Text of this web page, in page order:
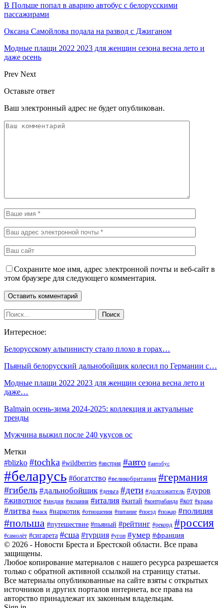
В Польше попал в аварию автобус с белорусскими
пассажирами
Оксана Самойлова подала на развод с Джиганом
Модные плащи 2022 2023 для женщин сезона весна лето и
даже осень
Prev Next
Оставьте ответ
Ваш электронный адрес не будет опубликован.
Сохраните мое имя, адрес электронной почты и веб-сайт в
этом браузере для следующего комментария.
Интересное:
Белорусскому альпинисту стало плохо в горах…
Пьяный белорусский дальнобойщик колесил по Германии с…
Модные плащи 2022 2023 для женщин сезона весна лето и
даже…
Balmain осень-зима 2024-2025: коллекция и актуальные
тренды
Мужчина выжил после 240 укусов ос
Метки
#blizko #tochka #wildberries #австрия #авто #автобус
#беларусь #богатство #великобритания #германия
#гибель #дальнобойщик #деньга #дети #долгожитель #дуров
#животное #индия #испания #италия #китай #контрабанда #кот #кража
#литва #маск #наркотик #отношения #питание #поезд #пожар #полиция
#польша #путешествие #пьяный #рейтинг #рекорд #россия
#самолёт #сигарета #сша #турция #угон #умер #франция
© 2026 - Новости Бреста и Брестской области. Все права
защищены.
Любое копирование материалов с нашего ресурса разрешается
только с обратной активной ссылкой на страницу статьи.
Все материалы опубликованные на сайте взяты с открытых
источников и других порталов интернета, все права на
авторство принадлежат их законным владельцам.